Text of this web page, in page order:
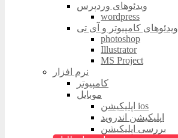
ویدئوهای وردپرس
wordpress
ویدئوهای کامپیوتر و آی تی
photoshop
Illustrator
MS Project
نرم افزار
کامپیوتر
موبایل
اپلیکیشن ios
اپلیکیشن اندروید
بررسی اپلیکیشن